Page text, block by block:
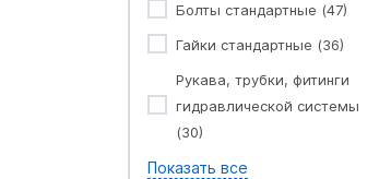
Болты стандартные (47)
Гайки стандартные (36)
Рукава, трубки, фитинги
гидравлической системы
(30)
Показать все